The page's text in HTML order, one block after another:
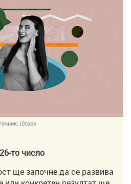
iStock
то число
ще започне да се развива